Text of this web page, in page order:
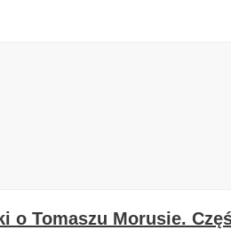
o Tomaszu Morusie.